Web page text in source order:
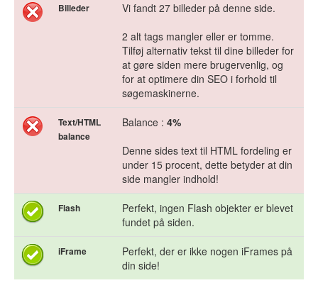
Billeder
Vi fandt 27 billeder på denne side.
2 alt tags mangler eller er tomme.
Tilføj alternativ tekst til dine billeder for
at gøre siden mere brugervenlig, og
for at optimere din SEO i forhold til
søgemaskinerne.
Text/HTML
balance
Balance : 4%
Denne sides text til HTML fordeling er
under 15 procent, dette betyder at din
side mangler indhold!
Flash
Perfekt, ingen Flash objekter er blevet
fundet på siden.
iFrame
Perfekt, der er ikke nogen iFrames på
din side!